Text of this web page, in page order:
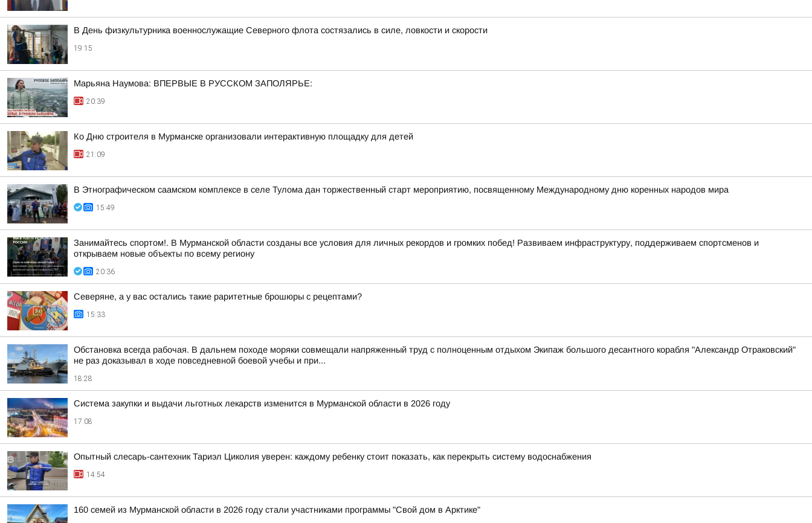
В День физкультурника военнослужащие Северного флота состязались в силе, ловкости и скорости
19:15
Марьяна Наумова: ВПЕРВЫЕ В РУССКОМ ЗАПОЛЯРЬЕ:
20:39
Ко Дню строителя в Мурманске организовали интерактивную площадку для детей
21:09
В Этнографическом саамском комплексе в селе Тулома дан торжественный старт мероприятию, посвященному Международному дню коренных народов мира
15:49
Занимайтесь спортом!. В Мурманской области созданы все условия для личных рекордов и громких побед! Развиваем инфраструктуру, поддерживаем спортсменов и
открываем новые объекты по всему региону
20:36
Северяне, а у вас остались такие раритетные брошюры с рецептами?
15:33
Обстановка всегда рабочая. В дальнем походе моряки совмещали напряженный труд с полноценным отдыхом Экипаж большого десантного корабля "Александр Отраковский"
не раз доказывал в ходе повседневной боевой учебы и при...
18:28
Система закупки и выдачи льготных лекарств изменится в Мурманской области в 2026 году
17:08
Опытный слесарь-сантехник Тариэл Циколия уверен: каждому ребенку стоит показать, как перекрыть систему водоснабжения
14:54
160 семей из Мурманской области в 2026 году стали участниками программы "Свой дом в Арктике"